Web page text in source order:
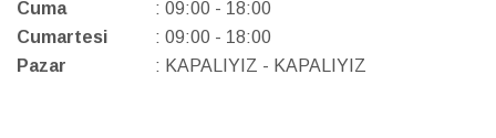
Cuma
: 09:00 - 18:00
Cumartesi
: 09:00 - 18:00
Pazar
: KAPALIYIZ - KAPALIYIZ